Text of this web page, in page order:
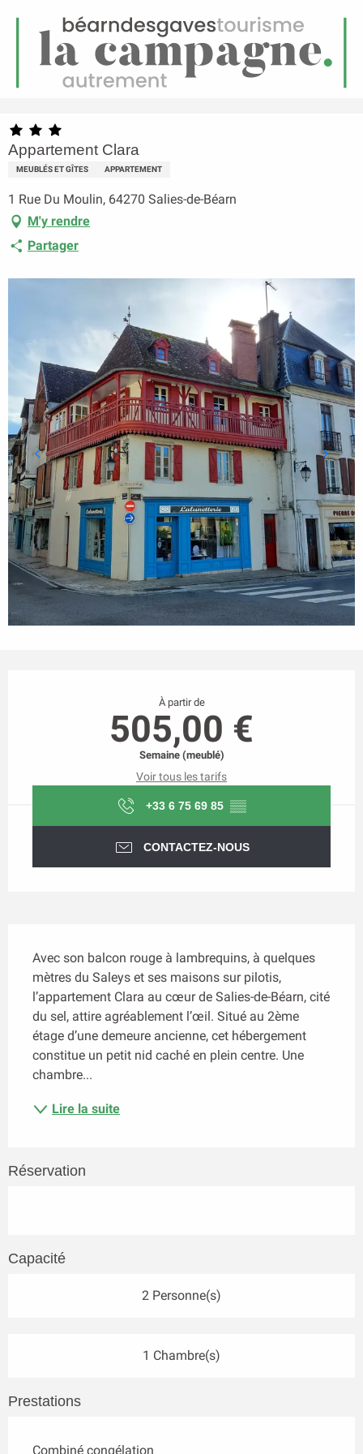
Menu
Appartement Clara
Appartement Clara
MEUBLÉS ET GÎTES APPARTEMENT
1 Rue Du Moulin, 64270 Salies-de-Béarn
M'y rendre
Partager
À partir de
505,00 €
Semaine (meublé)
Voir tous les tarifs
+33 6 75 69 85 ▒▒
CONTACTEZ-NOUS
Avec son balcon rouge à lambrequins, à quelques
mètres du Saleys et ses maisons sur pilotis,
l’appartement Clara au cœur de Salies-de-Béarn, cité
du sel, attire agréablement l’œil. Situé au 2ème
étage d’une demeure ancienne, cet hébergement
constitue un petit nid caché en plein centre. Une
chambre...
Lire la suite
Réservation
Capacité
2 Personne(s)
1 Chambre(s)
Prestations
Combiné congélation